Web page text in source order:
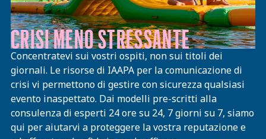
CRISI MENO STRESSANTE
Concentratevi sui vostri ospiti, non sui titoli dei
giornali. Le risorse di IAAPA per la comunicazione di
crisi vi permettono di gestire con sicurezza qualsiasi
evento inaspettato. Dai modelli pre-scritti alla
consulenza di esperti 24 ore su 24, 7 giorni su 7, siamo
qui per aiutarvi a proteggere la vostra reputazione e